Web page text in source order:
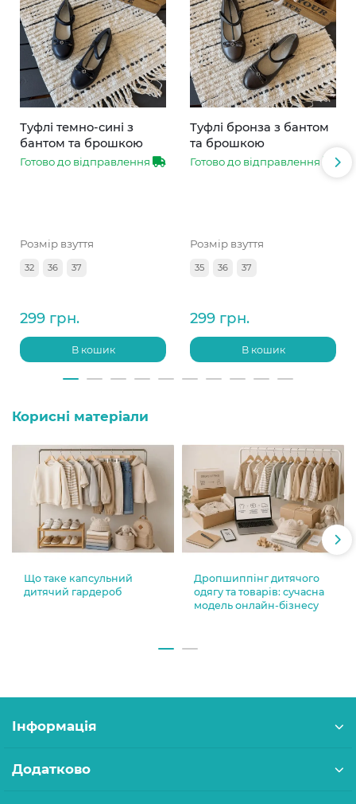
Туфлі темно-сині з
бантом та брошкою
Готово до відправлення
Розмір взуття
32 36 37
299 грн.
В кошик
Туфлі бронза з бантом
та брошкою
Готово до відправлення
Розмір взуття
35 36 37
299 грн.
В кошик
Корисні матеріали
Що таке капсульний
дитячий гардероб
Дропшиппінг дитячого
одягу та товарів: сучасна
модель онлайн-бізнесу
Інформація
Додатково